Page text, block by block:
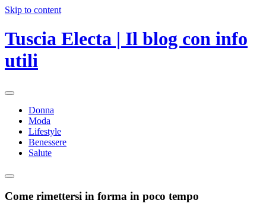
Skip to content
Tuscia Electa | Il blog con info
utili
Donna
Moda
Lifestyle
Benessere
Salute
Come rimettersi in forma in poco tempo